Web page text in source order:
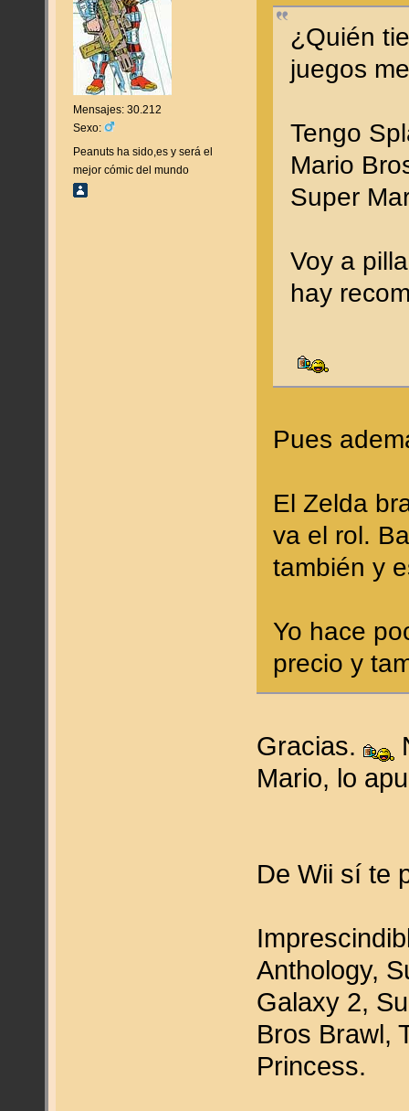
Mensajes: 30.212
Sexo:
Peanuts ha sido,es y será el
mejor cómic del mundo
¿Quién
juegos
Tengo
Mario
Super
Voy a
hay
Pues
El Zelda
va el rol.
también y
Yo hace
precio y
Gracias.
Mario, lo
De Wii sí te
Anthology,
Galaxy 2,
Bros Brawl,
Princess.